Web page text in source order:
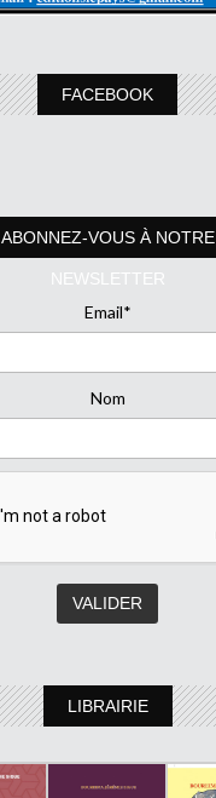
FACEBOOK
ABONNEZ-VOUS À NOTRE
NEWSLETTER
Email*
Nom
LIBRAIRIE